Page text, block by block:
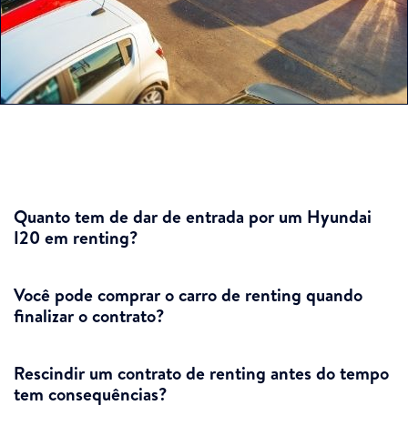
Quanto tem de dar de entrada por um Hyundai
I20 em renting?
Você pode comprar o carro de renting quando
finalizar o contrato?
Rescindir um contrato de renting antes do tempo
tem consequências?